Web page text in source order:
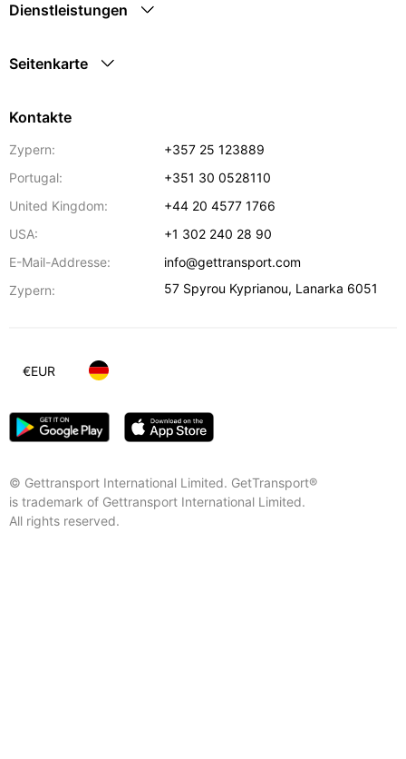
Dienstleistungen
Seitenkarte
Kontakte
Zypern:
+357 25 123889
Portugal:
+351 30 0528110
United Kingdom:
+44 20 4577 1766
USA:
+1 302 240 28 90
E-Mail-Addresse:
info@gettransport.com
Zypern:
57 Spyrou Kyprianou, Lanarka 6051
© Gettransport International Limited. GetTransport®
is trademark of Gettransport International Limited.
All rights reserved.
€EUR